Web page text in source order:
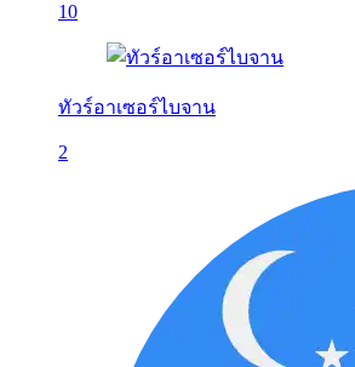
10
ทัวร์อาเซอร์ไบจาน
2